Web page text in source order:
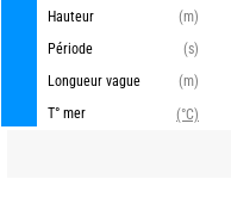
Hauteur
(m)
Période
(s)
Longueur vague
(m)
T° mer
(°C)